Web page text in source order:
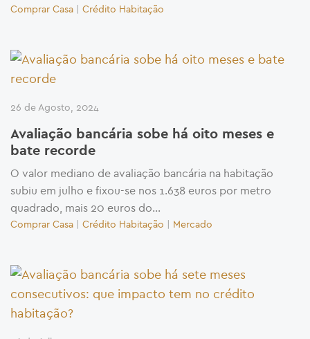
Comprar Casa | Crédito Habitação
26 de Agosto, 2024
Avaliação bancária sobe há oito meses e
bate recorde
O valor mediano de avaliação bancária na habitação
subiu em julho e fixou-se nos 1.638 euros por metro
quadrado, mais 20 euros do...
Comprar Casa | Crédito Habitação | Mercado